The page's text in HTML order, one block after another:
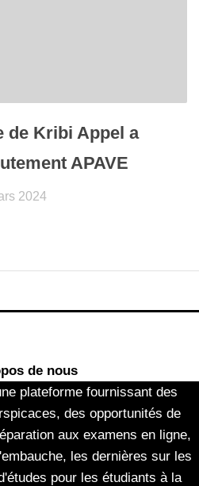
de Kribi Appel a
APAVE
2024
de nous
plateforme fournissant des
des opportunités de
aux examens en ligne,
les dernières sur les
pour les étudiants à la